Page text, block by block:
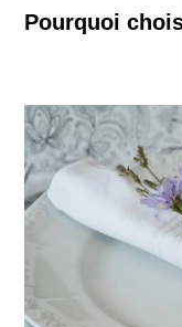
Pourquoi